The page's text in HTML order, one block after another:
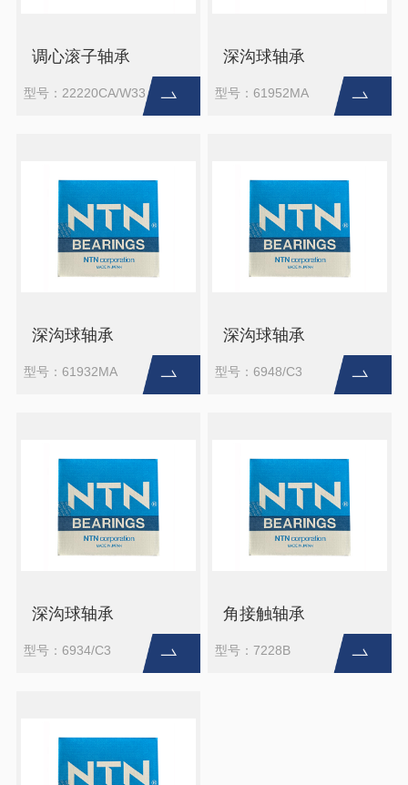
调心滚子轴承
型号：22220CA/W33
深沟球轴承
型号：61952MA
深沟球轴承
型号：61932MA
深沟球轴承
型号：6948/C3
深沟球轴承
型号：6934/C3
角接触轴承
型号：7228B